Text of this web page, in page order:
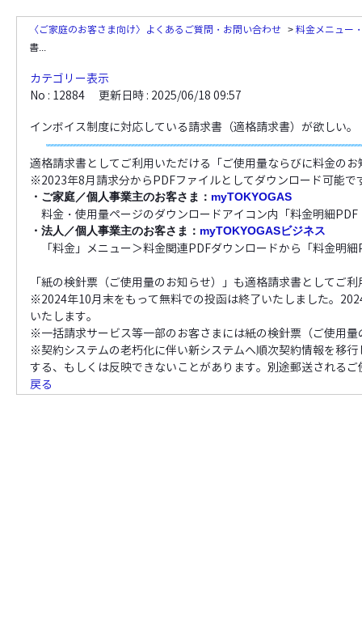
〈ご家庭のお客さま向け〉よくあるご質問・お問い合わせ >料金メニュー
書...
カテゴリー表示
No : 12884
更新日時 : 2025/06/18 09:57
インボイス制度に対応している請求書（適格請求書）が欲しい。
適格請求書としてご利用いただける「ご使用量ならびに料金の
※2023年8月請求分からPDFファイルとしてダウンロード可能で
・ご家庭／個人事業主のお客さま： myTOKYOGAS
料金・使用量ページのダウンロードアイコン内「料金明細
・法人／個人事業主のお客さま： myTOKYOGASビジネス
「料金」メニュー＞料金関連PDFダウンロードから「料金明細
「紙の検針票（ご使用量のお知らせ）」も適格請求書としてご
※2024年10月末をもって無料での投函は終了いたしました。
いたします。
※一括請求サービス等一部のお客さまには紙の検針票（ご使用
※契約システムの老朽化に伴い新システムへ順次契約情報を移
する、もしくは反映できないことがあります。別途郵送される
戻る